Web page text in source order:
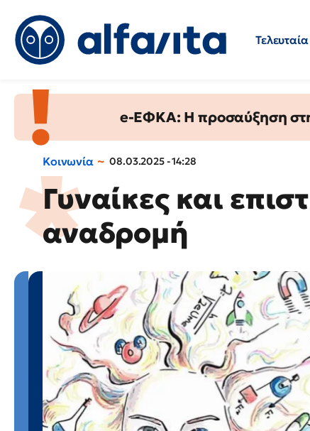
e-ΕΦΚΑ: Η προσαύξηση στη
Κοινωνία 08.03.2025 - 14:28
Γυναίκες και
αναδρομή